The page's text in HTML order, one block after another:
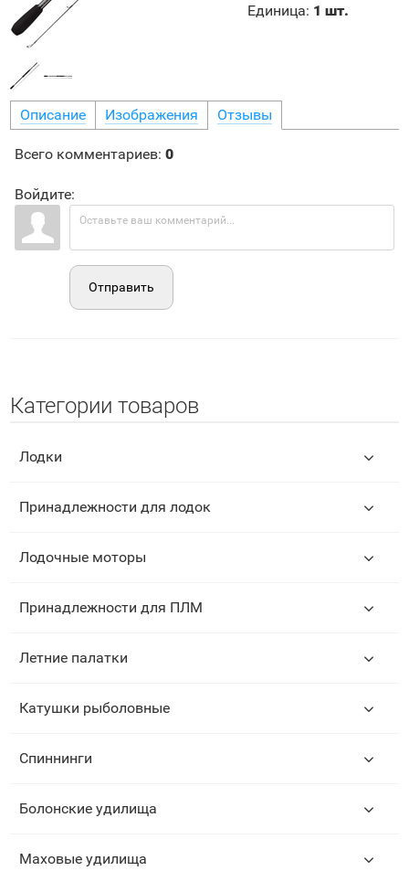
Единица: 1 шт.
Описание Изображения Отзывы
Всего комментариев: 0
Войдите:
Отправить
Категории товаров
Лодки
Принадлежности для лодок
Лодочные моторы
Принадлежности для ПЛМ
Летние палатки
Катушки рыболовные
Спиннинги
Болонские удилища
Маховые удилища